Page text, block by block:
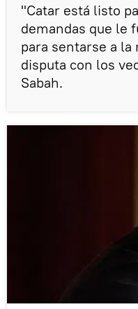
"Catar está listo
demandas que le
para sentarse a
disputa con los
Sabah.